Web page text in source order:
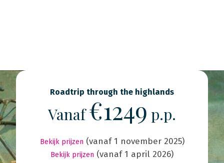
Roadtrip through the highlands
Vanaf€1249 p.p.
Bekijk prijzen (vanaf 1 november 2025)
Bekijk prijzen (vanaf 1 april 2026)